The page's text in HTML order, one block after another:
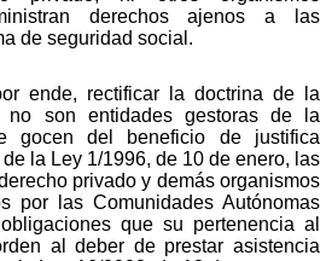
derechos ajenos a las
de seguridad social.
ende, rectificar la doctrina de la
son entidades gestoras de la
gocen del beneficio de justifica
la Ley 1/1996, de 10 de enero, las
privado y demás organismos
por las Comunidades Autónomas
que su pertenencia al
al deber de prestar asistencia